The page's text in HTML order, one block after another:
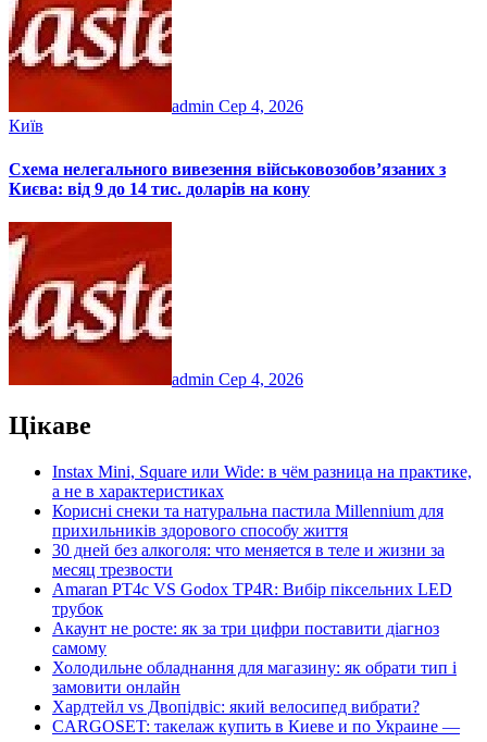
admin Сер 4, 2026
Київ
Схема нелегального вивезення військовозобов’язаних з
Києва: від 9 до 14 тис. доларів на кону
admin Сер 4, 2026
Цікаве
Instax Mini, Square или Wide: в чём разница на практике,
а не в характеристиках
Корисні снеки та натуральна пастила Millennium для
прихильників здорового способу життя
30 дней без алкоголя: что меняется в теле и жизни за
месяц трезвости
Amaran PT4c VS Godox TP4R: Вибір піксельних LED
трубок
Акаунт не росте: як за три цифри поставити діагноз
самому
Холодильне обладнання для магазину: як обрати тип і
замовити онлайн
Хардтейл vs Двопідвіс: який велосипед вибрати?
CARGOSET: такелаж купить в Киеве и по Украине —